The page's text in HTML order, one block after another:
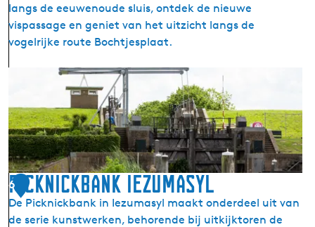
a
a
k
langs de eeuwenoude sluis, ontdek de nieuwe
vispassage en geniet van het uitzicht langs de
vogelrijke route Bochtjesplaat.
z
u
m
a
s
y
l
6
Picknickbank Iezumasyl
De Picknickbank in Iezumasyl maakt onderdeel uit van
de serie kunstwerken, behorende bij uitkijktoren de